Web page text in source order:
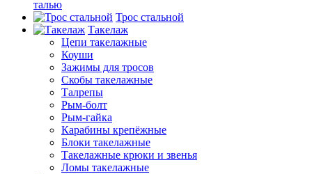
талью
Трос стальной
Такелаж
Цепи такелажные
Коуши
Зажимы для тросов
Скобы такелажные
Талрепы
Рым-болт
Рым-гайка
Карабины крепёжные
Блоки такелажные
Такелажные крюки и звенья
Ломы такелажные